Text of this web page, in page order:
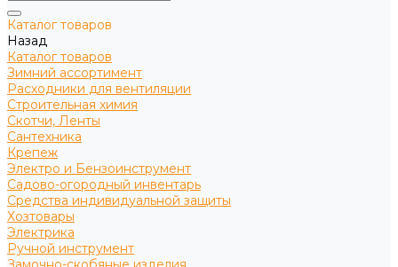
Каталог товаров
Назад
Каталог товаров
Зимний ассортимент
Расходники для вентиляции
Строительная химия
Скотчи, Ленты
Сантехника
Крепеж
Электро и Бензоинструмент
Садово-огородный инвентарь
Средства индивидуальной защиты
Хозтовары
Электрика
Ручной инструмент